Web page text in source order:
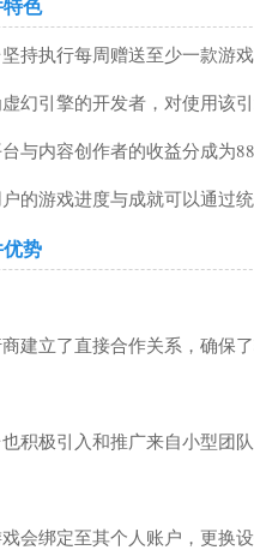
竞速 休闲益智 模拟经营
游戏 策略塔防 辅助工具
办公 摄影摄像 生活服务
持执行每周赠送至少一款游
幻引擎的开发者，对使用该
与内容创作者的收益分成为
的游戏进度与成就可以通过
势
建立了直接合作关系，确保
积极引入和推广来自小型团
会绑定至其个人账户，更换